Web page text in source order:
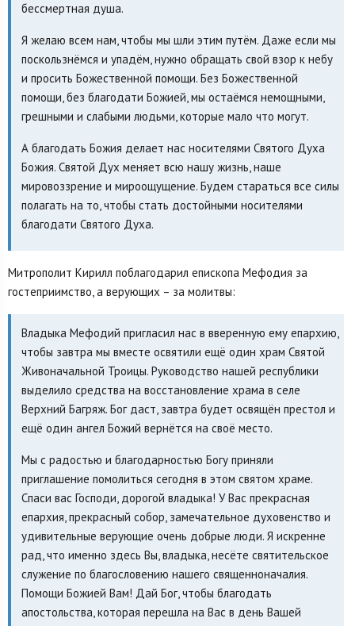
бессмертная душа.
Я желаю всем нам, чтобы мы шли этим путём. Даже если мы
поскользнёмся и упадём, нужно обращать свой взор к небу
и просить Божественной помощи. Без Божественной
помощи, без благодати Божией, мы остаёмся немощными,
грешными и слабыми людьми, которые мало что могут.
А благодать Божия делает нас носителями Святого Духа
Божия. Святой Дух меняет всю нашу жизнь, наше
мировоззрение и мироощущение. Будем стараться все силы
полагать на то, чтобы стать достойными носителями
благодати Святого Духа.
Митрополит Кирилл поблагодарил епископа Мефодия за
гостеприимство, а верующих – за молитвы:
Владыка Мефодий пригласил нас в вверенную ему епархию,
чтобы завтра мы вместе освятили ещё один храм Святой
Живоначальной Троицы. Руководство нашей республики
выделило средства на восстановление храма в селе
Верхний Багряж. Бог даст, завтра будет освящён престол и
ещё один ангел Божий вернётся на своё место.
Мы с радостью и благодарностью Богу приняли
приглашение помолиться сегодня в этом святом храме.
Спаси вас Господи, дорогой владыка! У Вас прекрасная
епархия, прекрасный собор, замечательное духовенство и
удивительные верующие очень добрые люди. Я искренне
рад, что именно здесь Вы, владыка, несёте святительское
служение по благословению нашего священноначалия.
Помощи Божией Вам! Дай Бог, чтобы благодать
апостольства, которая перешла на Вас в день Вашей